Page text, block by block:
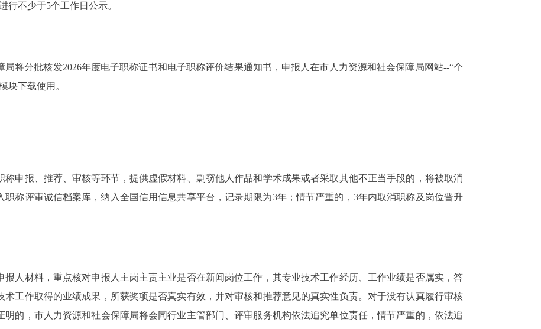
行不少于5个工作日公示。
分批核发2026年度电子职称证书和电子职称评价结果通知书，申报人在市人力资源和社会保障局网站--“个
块下载使用。
报、推荐、审核等环节，提供虚假材料、剽窃他人作品和学术成果或者采取其他不正当手段的，将被取消
称评审诚信档案库，纳入全国信用信息共享平台，记录期限为3年；情节严重的，3年内取消职称及岗位晋升
材料，重点核对申报人主岗主责主业是否在新闻岗位工作，其专业技术工作经历、工作业绩是否属实，答
工作取得的业绩成果，所获奖项是否真实有效，并对审核和推荐意见的真实性负责。对于没有认真履行审核
的，市人力资源和社会保障局将会同行业主管部门、评审服务机构依法追究单位责任，情节严重的，依法追